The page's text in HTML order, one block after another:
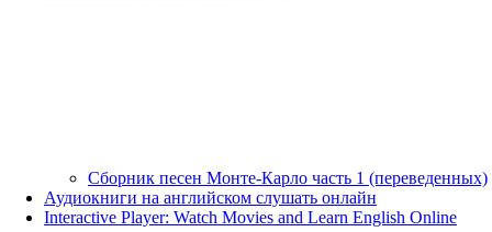
Сборник песен Монте-Карло часть 1 (переведенных)
Аудиокниги на английском слушать онлайн
Interactive Player: Watch Movies and Learn English Online